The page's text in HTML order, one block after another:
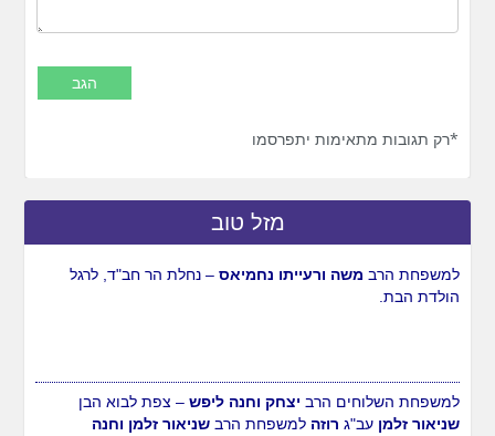
*רק תגובות מתאימות יתפרסמו
מזל טוב
למשפחת הרב משה ורעייתו נחמיאס – נחלת הר חב"ד, לרגל
הולדת הבת.
למשפחת השלוחים הרב יצחק וחנה ליפש – צפת לבוא הבן
שניאור זלמן עב"ג רוזה למשפחת הרב שניאור זלמן וחנה